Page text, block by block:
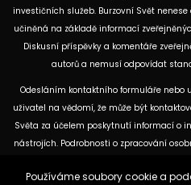
investičních služeb. Burzovní Svět
učiněná na základě informací
Diskusní příspěvky a komentáře
autorů a nemusí odpovídat
Odesláním kontaktního formuláře nebo
uživatel na vědomí, že může být
Světa za účelem poskytnutí informací o
nástrojích. Podrobnosti o zpracování
dostupných na těchto internetových
Používáme soubory cookie a